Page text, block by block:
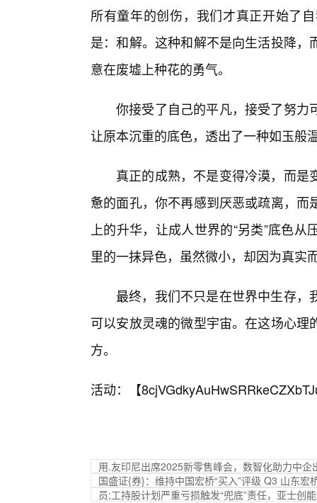
所有童年的创伤，我们才真正开始了
是：和解。这种和解不是向生活投降
意在废墟上种花的勇气。
你接受了自己的平凡，接受了努力
让原本沉重的底色，透出了一种如玉般
真正的成熟，不是变得冷漠，而
惫的面孔，你不再感到厌恶或疏离，
上的升华，让成人世界的“另类”底色
里的一抹异色，虽然微小，却因为真实
最终，我们不只是在世界中生存，
可以安放灵魂的微型宇宙。在这场心
方。
活动：【
用.友印尼出席2025新零售峰会，数智化助力中企
国盛证{券}：维持中国宏桥“买入”评级 Q3 山东
员;工持股计划严重亏损触发“兜底”责任，亚士创